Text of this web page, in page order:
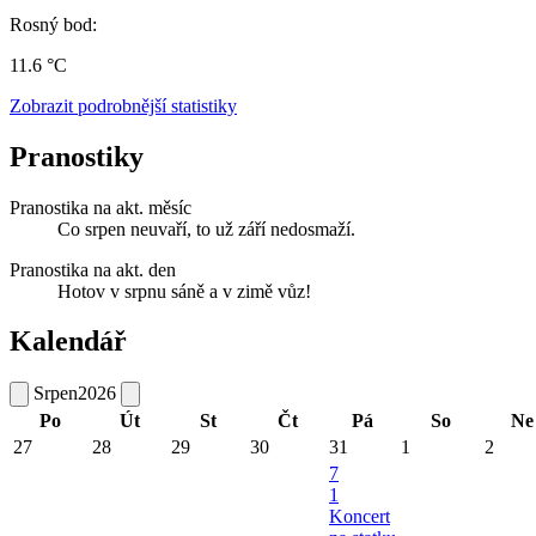
Rosný bod:
11.6 °C
Zobrazit podrobnější statistiky
Pranostiky
Pranostika na akt. měsíc
Co srpen neuvaří, to už září nedosmaží.
Pranostika na akt. den
Hotov v srpnu sáně a v zimě vůz!
Kalendář
Srpen2026
Po
Út St Čt Pá So
Ne
27
28 29 30 31 1 2
7
1
Koncert